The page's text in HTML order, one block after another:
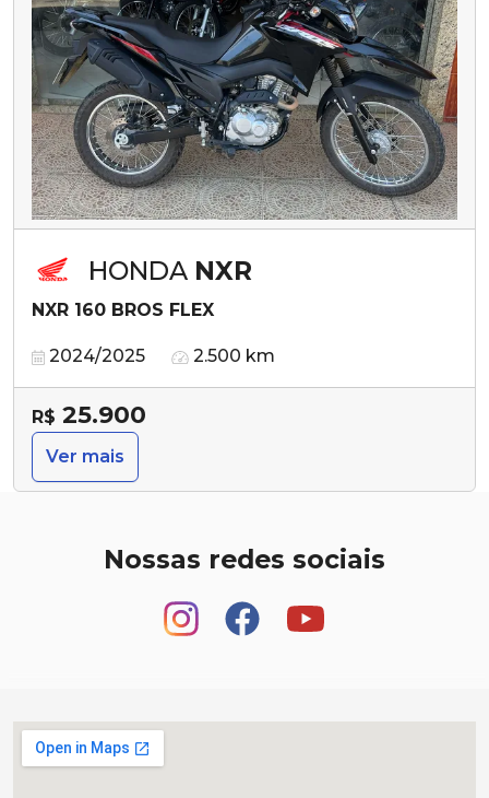
HONDA NXR
NXR 160 BROS FLEX
2024/2025 2.500 km
R$ 25.900
Ver mais
Nossas redes sociais